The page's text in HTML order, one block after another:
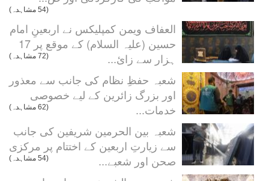
(54 مشاہدہ)
العفاف ویمن کمپلیکس نے اربعینِ امام
حسین (علیہ السلام) کے موقع پر 17
ہزار سے زائ...
(72 مشاہدہ)
شعبہ حفظِ نظام کی جانب سے معذور
اور بزرگ زائرین کے لیے خصوصی
خدمات...
(62 مشاہدہ)
شعبہ بین الحرمین شریفین کی جانب
سے زیارتِ اربعین کے اختتام پر مرکزی
صحن اور شعبے...
(54 مشاہدہ)